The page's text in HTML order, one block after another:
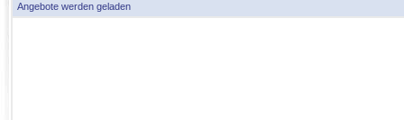
Angebote werden geladen